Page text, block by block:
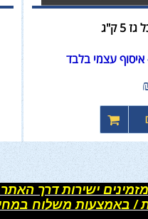
5 ק"ג
איסוף עצמי בלבד
ישירות דרך
/ באמצעות משלוח